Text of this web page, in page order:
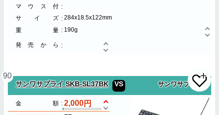
マウス付
サイズ
284x18.5x122mm
重量
190g
発売から
90
サンワサプライ SKB-SL37BK VS サンワサプライ
金額 2,000